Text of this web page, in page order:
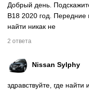
Добрый день.
B18 2020 год.
найти никак не
2 ответа
Nissan Sylphy
здравствуйте, где